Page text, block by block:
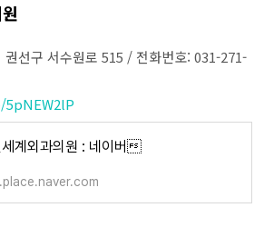
권선구 서수원로 515 / 전화번호: 031-271-
세계외과의원 : 네이버